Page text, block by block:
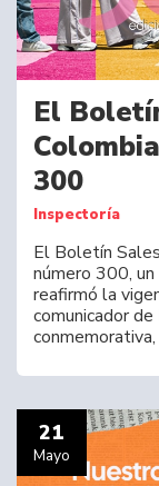
El
300
Inspectoría
El Boletín
número 300,
reafirmó la
comunicador
21
Mayo